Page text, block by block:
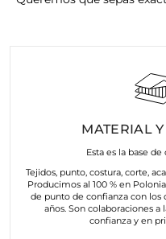
MATERIAL
Esta es la base
Tejidos, punto, costura, corte,
Producimos al 100 % en
de punto de confianza con los
años. Son colaboraciones a
confianza y en